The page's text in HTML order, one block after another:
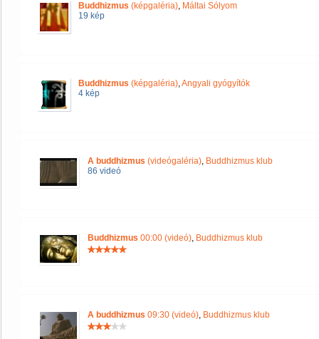
Buddhizmus (képgaléria), Máltai Sólyom
19 kép
Buddhizmus (képgaléria),Angyali gyógyítók
4 kép
A buddhizmus (videógaléria), Buddhizmus klub
86 videó
Buddhizmus 00:00 (videó), Buddhizmus klub
A buddhizmus 09:30 (videó), Buddhizmus klub